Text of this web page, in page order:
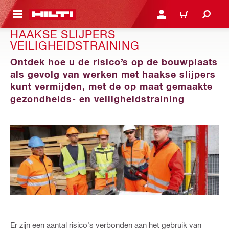
HOOFDINHOUD LOG IN OF REGISTREER
WINKELWAGEN
HAAKSE SLIJPERS
VEILIGHEIDSTRAINING
Ontdek hoe u de risico’s op de bouwplaats
als gevolg van werken met haakse slijpers
kunt vermijden, met de op maat gemaakte
gezondheids- en veiligheidstraining
Er zijn een aantal risico's verbonden aan het gebruik van